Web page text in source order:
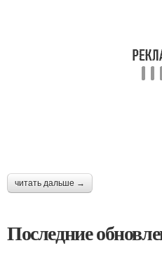
читать дальше →
Последние